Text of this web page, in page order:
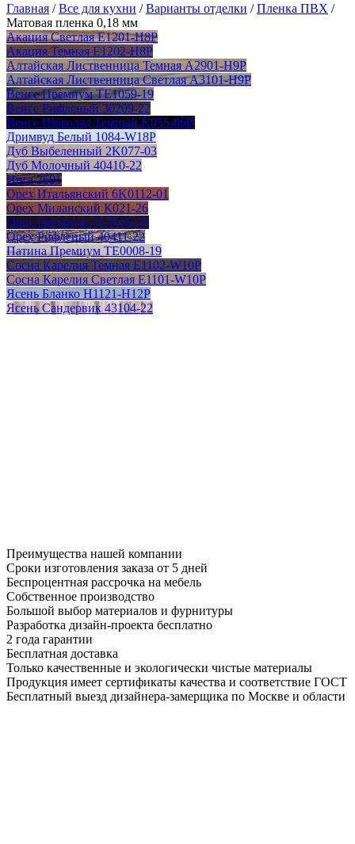
Главная /Все для кухни /Варианты отделки /Пленка ПВХ /
Матовая пленка 0,18 мм
Акация Светлая E1201-H8P
Акация Темная E1202-H8P
Алтайская Лиственница Темная A2901-H9P
Алтайская Лиственница Светлая А3101-H9P
Венге Премиум TE1059-19
Венге Рифленый 30209-22
Венге Шоколад Темный K055-06В
Дримвуд Белый 1084-W18P
Дуб Выбеленный 2K077-03
Дуб Молочный 40410-22
Ирга 2601
Орех Итальянский 6K0112-01
Орех Миланский К021-26
Орех Премиум TE1050-19
Орех Рифленый 40411-22
Патина Премиум TE0008-19
Сосна Карелия Темная E1102-W10P
Сосна Карелия Светлая E1101-W10P
Ясень Бланко H1121-H12P
Ясень Сандервик 43104-22
Преимущества нашей компании
Сроки изготовления заказа от 5 дней
Беспроцентная рассрочка на мебель
Собственное производство
Большой выбор материалов и фурнитуры
Разработка дизайн-проекта бесплатно
2 года гарантии
Бесплатная доставка
Только качественные и экологически чистые материалы
Продукция имеет сертификаты качества и соответствие ГОСТ
Бесплатный выезд дизайнера-замерщика по Москве и области